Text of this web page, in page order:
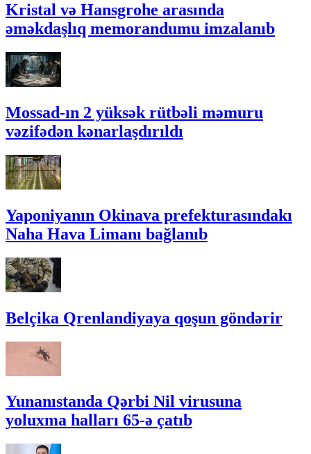
Kristal və Hansgrohe arasında
əməkdaşlıq memorandumu imzalanıb
Mossad-ın 2 yüksək rütbəli məmuru
vəzifədən kənarlaşdırıldı
Yaponiyanın Okinava prefekturasındakı
Naha Hava Limanı bağlanıb
Belçika Qrenlandiyaya qoşun göndərir
Yunanıstanda Qərbi Nil virusuna
yoluxma halları 65-ə çatıb